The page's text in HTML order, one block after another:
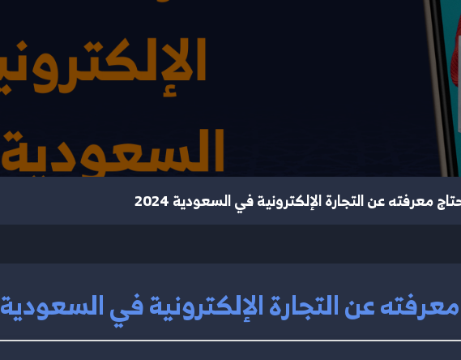
معرفته عن التجارة الإلكترونية في السعودية 2024
عن التجارة الإلكترونية في السعودية 2024